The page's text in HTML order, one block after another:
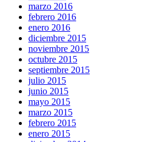
marzo 2016
febrero 2016
enero 2016
diciembre 2015
noviembre 2015
octubre 2015
septiembre 2015
julio 2015
junio 2015
mayo 2015
marzo 2015
febrero 2015
enero 2015